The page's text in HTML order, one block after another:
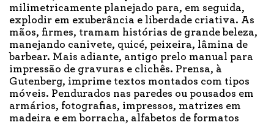
milimetricamente planejado para, em seguida,
explodir em exuberância e liberdade criativa. As
mãos, firmes, tramam histórias de grande beleza,
manejando canivete, quicé, peixeira, lâmina de
barbear. Mais adiante, antigo prelo manual para
impressão de gravuras e clichês. Prensa, à
Gutenberg, imprime textos montados com tipos
móveis. Pendurados nas paredes ou pousados em
armários, fotografias, impressos, matrizes em
madeira e em borracha, alfabetos de formatos